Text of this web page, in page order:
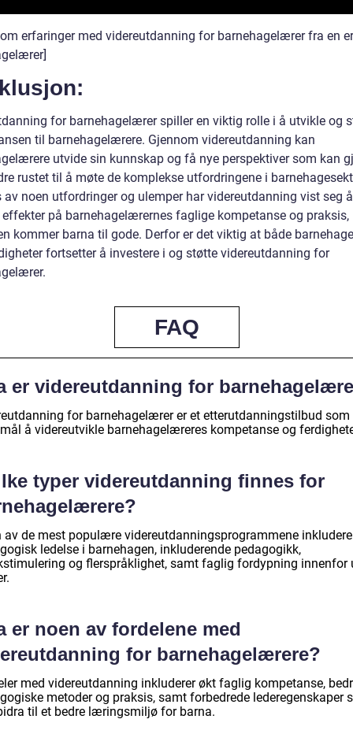
erfaringer med videreutdanning for barnehagelærer fra en
for barnehagelærer spiller en viktig rolle i å utvikle og
til barnehagelærere. Gjennom videreutdanning kan
utvide sin kunnskap og få nye perspektiver som kan
rustet til å møte de komplekse utfordringene i
av noen utfordringer og ulemper har videreutdanning vist seg
på barnehagelærernes faglige kompetanse og praksis,
kommer barna til gode. Derfor er det viktig at både
fortsetter å investere i og støtte videreutdanning for
FAQ
er videreutdanning for
for barnehagelærer er et etterutdanningstilbud som
å videreutvikle barnehagelæreres kompetanse og
typer videreutdanning finnes for
av de mest populære videreutdanningsprogrammene
ledelse i barnehagen, inkluderende pedagogikk,
og flerspråklighet, samt faglig fordypning innenfor
er noen av fordelene med
for barnehagelærere?
med videreutdanning inkluderer økt faglig kompetanse,
metoder og praksis, samt forbedrede lederegenskaper
til et bedre læringsmiljø for barna.